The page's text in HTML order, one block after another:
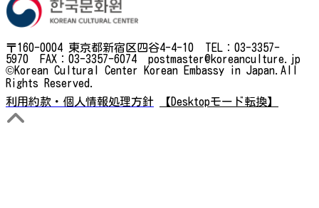
〒160-0004 東京都新宿区四谷4-4-10 TEL：03-3357-
5970 FAX：03-3357-6074 postmaster@koreanculture.jp
©Korean Cultural Center Korean Embassy in Japan.All
Rights Reserved.
利用約款・個人情報処理方針
【Desktopモード転換】